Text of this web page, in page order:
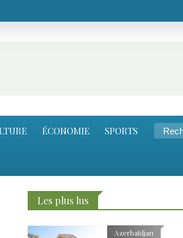
ÉCONOMIE SPORTS
Les plus lus
Azerbaïdjan